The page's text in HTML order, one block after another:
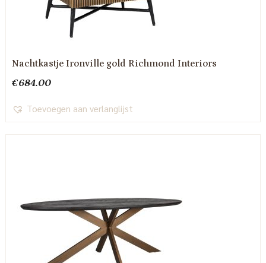
Nachtkastje Ironville gold Richmond Interiors
€684.00
Toevoegen aan verlanglijst